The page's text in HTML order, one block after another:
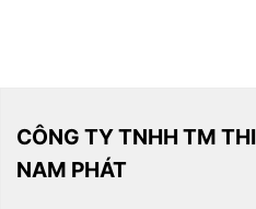
CÔNG TY TNHH TM
NAM PHÁT